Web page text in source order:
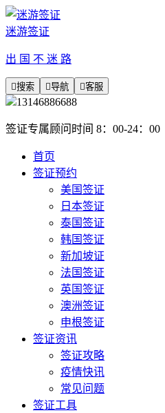
迷游签证
出 国 不 迷 路
搜索 导航 客服
13146886688
签证专属顾问时间 8：00-24：00
首页
签证预约
美国签证
日本签证
泰国签证
韩国签证
新加坡证
法国签证
英国签证
澳洲签证
申根签证
签证资讯
签证攻略
疫情快讯
常见问题
签证工具